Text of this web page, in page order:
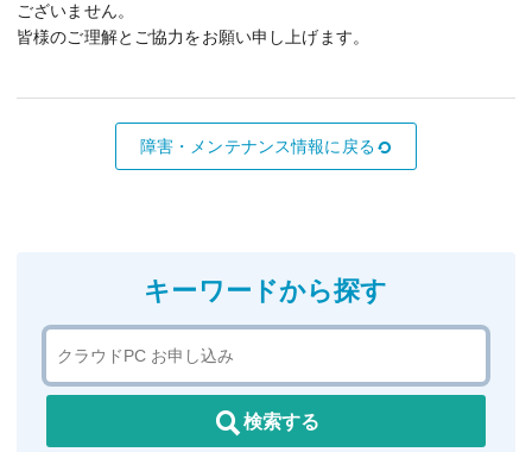
ございません。
皆様のご理解とご協力をお願い申し上げます。
障害・メンテナンス情報に戻る
キーワードから探す
検索する